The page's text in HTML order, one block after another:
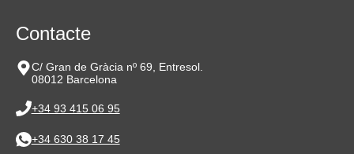
Contacte
C/ Gran de Gràcia nº 69, Entresol.
08012 Barcelona
+34 93 415 06 95
+34 630 38 17 45